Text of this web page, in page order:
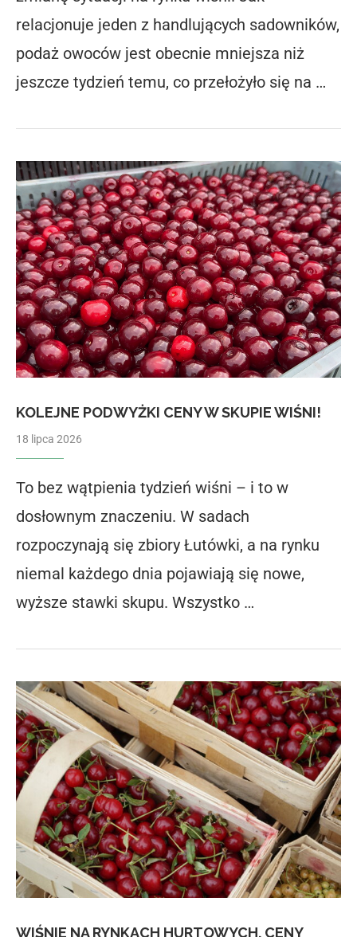
relacjonuje jeden z handlujących sadowników,
podaż owoców jest obecnie mniejsza niż
jeszcze tydzień temu, co przełożyło się na …
KOLEJNE PODWYŻKI CENY W SKUPIE WIŚNI!
18 lipca 2026
To bez wątpienia tydzień wiśni – i to w
dosłownym znaczeniu. W sadach
rozpoczynają się zbiory Łutówki, a na rynku
niemal każdego dnia pojawiają się nowe,
wyższe stawki skupu. Wszystko …
WIŚNIE NA RYNKACH HURTOWYCH. CENY